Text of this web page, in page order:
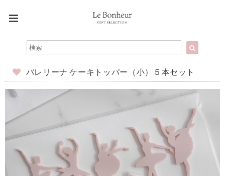
バレリーナ ケーキトッパー（小）５本セット